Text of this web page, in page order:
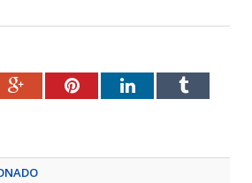
Google+PinterestLinkedInTumblr